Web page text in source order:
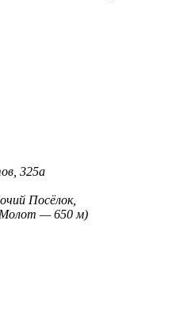
325а
Посёлок,
Молот — 650 м)